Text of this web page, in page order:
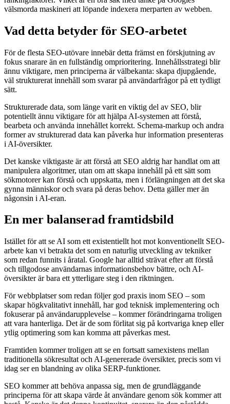
välsmorda maskineri att löpande indexera merparten av webben.
Vad detta betyder för SEO-arbetet
För de flesta SEO-utövare innebär detta främst en förskjutning av
fokus snarare än en fullständig omprioritering. Innehållsstrategi blir
ännu viktigare, men principerna är välbekanta: skapa djupgående,
väl strukturerat innehåll som svarar på användarfrågor på ett tydligt
sätt.
Strukturerade data, som länge varit en viktig del av SEO, blir
potentiellt ännu viktigare för att hjälpa AI-systemen att förstå,
bearbeta och använda innehållet korrekt. Schema-markup och andra
former av strukturerad data kan påverka hur information presenteras
i AI-översikter.
Det kanske viktigaste är att förstå att SEO aldrig har handlat om att
manipulera algoritmer, utan om att skapa innehåll på ett sätt som
sökmotorer kan förstå och uppskatta, men i förlängningen att det ska
gynna människor och svara på deras behov. Detta gäller mer än
någonsin i AI-eran.
En mer balanserad framtidsbild
Istället för att se AI som ett existentiellt hot mot konventionellt SEO-
arbete kan vi betrakta det som en naturlig utveckling av tekniker
som redan funnits i åratal. Google har alltid strävat efter att förstå
och tillgodose användarnas informationsbehov bättre, och AI-
översikter är bara ett ytterligare steg i den riktningen.
För webbplatser som redan följer god praxis inom SEO – som
skapar högkvalitativt innehåll, har god teknisk implementering och
fokuserar på användarupplevelse – kommer förändringarna troligen
att vara hanterliga. Det är de som förlitat sig på kortvariga knep eller
ytlig optimering som kan komma att påverkas mest.
Framtiden kommer troligen att se en fortsatt samexistens mellan
traditionella sökresultat och AI-genererade översikter, precis som vi
idag ser en blandning av olika SERP-funktioner.
SEO kommer att behöva anpassa sig, men de grundläggande
principerna för att skapa värde åt användare genom sök kommer att